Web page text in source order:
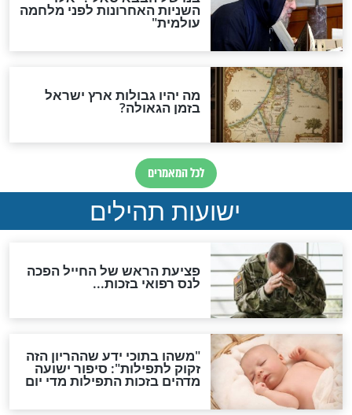
להמתקת הדינים וביטול
גזרות
סגולת ע"ב שמות הקודש
תפילה סגולית להמתקת
הדינים